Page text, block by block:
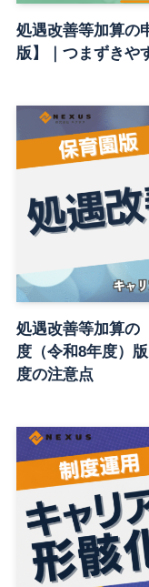
処遇改善等加算の
版】｜つまずきや
処遇改善等加算の
度（令和8年度）
度の注意点